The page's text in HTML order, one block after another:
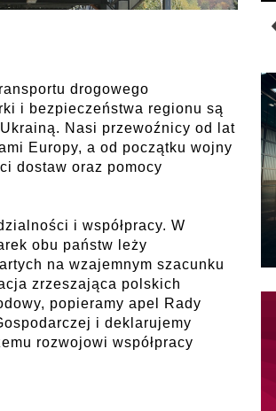
drogowego
i bezpieczeństwa regionu są
Nasi przewoźnicy od lat
Europy, a od początku wojny
dostaw oraz pomocy
i współpracy. W
obu państw leży
na wzajemnym szacunku
zrzeszająca polskich
popieramy apel Rady
i deklarujemy
rozwojowi współpracy